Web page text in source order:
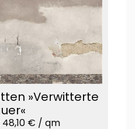
»Verwitterte
48,10 € / qm